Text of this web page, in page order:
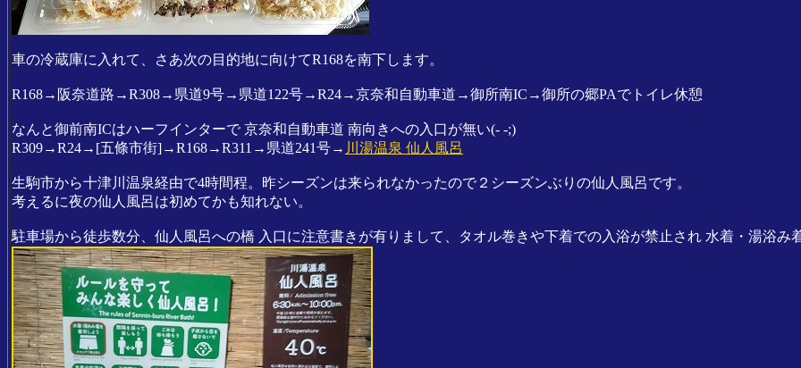
車の冷蔵庫に入れて、さあ次の目的地に向けてR168を南下します。
R168→阪奈道路→R308→県道9号→県道122号→R24→京奈和自動車道→御所南IC→御所の郷PAでトイレ休憩
なんと御前南ICはハーフインターで 京奈和自動車道 南向きへの入口が無い(- -;)
R309→R24→[五條市街]→R168→R311→県道241号→ 川湯温泉 仙人風呂
生駒市から十津川温泉経由で4時間程。昨シーズンは来られなかったので２シーズンぶりの仙人風呂です。
考えるに夜の仙人風呂は初めてかも知れない。
駐車場から徒歩数分、仙人風呂への橋 入口に注意書きが有りまして、タオル巻きや下着での入浴が禁止され 水着・湯浴み